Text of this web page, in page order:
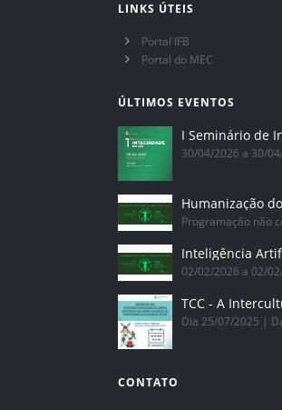
LINKS ÚTEIS
Portal IFB
Portal do MEC
ÚLTIMOS EVENTOS
I Seminário de
30/04/2026 a 30/
Humanização
Programação não
02/02/2026 a 02/
Dia 25/07/2025 |
CONTATO